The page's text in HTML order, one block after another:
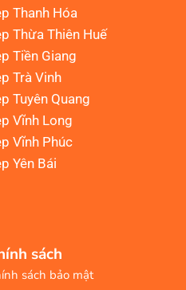
Thanh Hóa
Thừa Thiên Huế
Tiền Giang
Trà Vinh
Tuyên Quang
Vĩnh Long
Vĩnh Phúc
Yên Bái
sách
sách bảo mật